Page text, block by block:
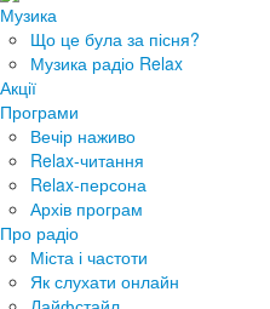
Музика
Що це була за пісня?
Музика радіо Relax
Акції
Програми
Вечір наживо
Relax-читання
Relax-персона
Архів програм
Про радіо
Міста і частоти
Як слухати онлайн